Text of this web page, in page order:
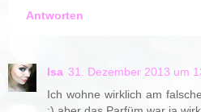
Antworten
Isa 31. Dezember 2013 um
Ich wohne wirklich am